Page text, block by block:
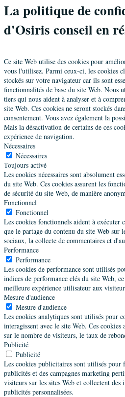
La politique de
d'Osiris conseil en
Ce site Web utilise des cookies pour
vous l'utilisez. Parmi ceux-ci, les cookies
stockés sur votre navigateur car ils sont
fonctionnalités de base du site Web. Nous
tiers qui nous aident à analyser et à
site Web. Ces cookies ne seront stockés
consentement. Vous avez également la
Mais la désactivation de certains de ces
expérience de navigation.
Nécessaires
Nécessaires
Toujours activé
Les cookies nécessaires sont absolument
du site Web. Ces cookies assurent les
de sécurité du site Web, de manière
Fonctionnel
Fonctionnel
Les cookies fonctionnels aident à exécuter
que le partage du contenu du site Web sur
sociaux, la collecte de commentaires et
Performance
Performance
Les cookies de performance sont utilisés
indices de performance clés du site Web,
meilleure expérience utilisateur aux
Mesure d'audience
Mesure d'audience
Les cookies analytiques sont utilisés pour
interagissent avec le site Web. Ces
sur le nombre de visiteurs, le taux de
Publicité
Publicité
Les cookies publicitaires sont utilisés pour
publicités et des campagnes marketing
visiteurs sur les sites Web et collectent
publicités personnalisées.